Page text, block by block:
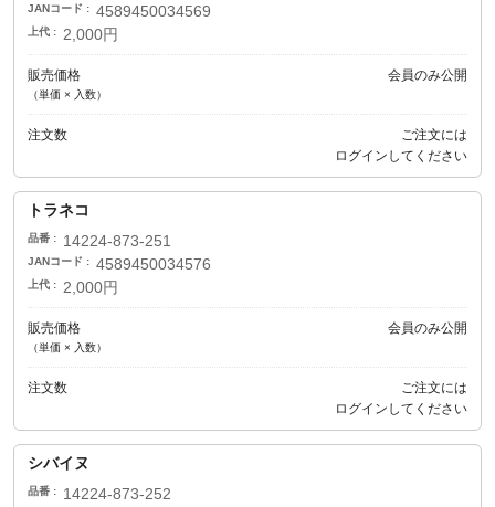
JANコード 4589450034569
上代 2,000円
販売価格
（単価 × 入数）
会員のみ公開
注文数
ご注文には
ログイン してください
トラネコ
品番 14224-873-251
JANコード 4589450034576
上代 2,000円
販売価格
（単価 × 入数）
会員のみ公開
注文数
ご注文には
ログイン してください
シバイヌ
品番 14224-873-252